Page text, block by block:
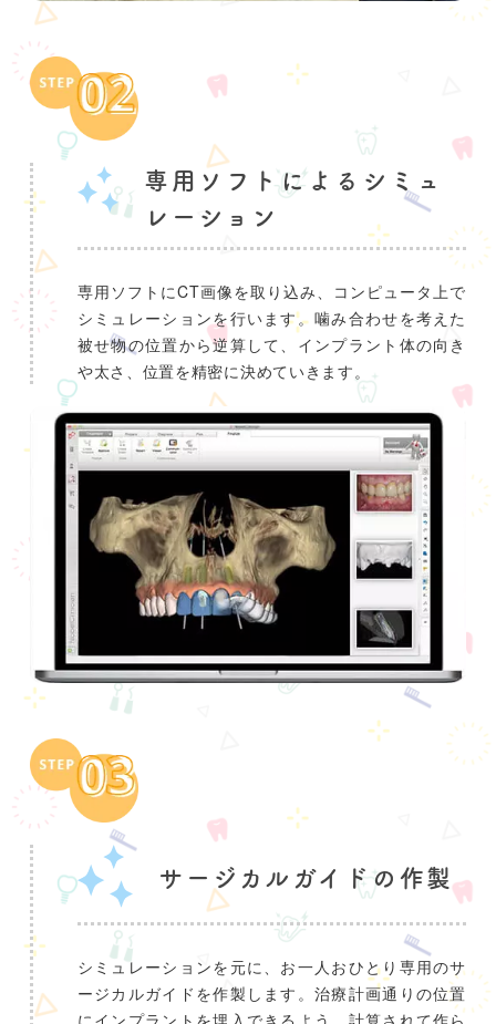
専用ソフトによるシミュ
レーション
専用ソフトにCT画像を取り込み、コンピュータ上で
シミュレーションを行います。噛み合わせを考えた
被せ物の位置から逆算して、インプラント体の向き
や太さ、位置を精密に決めていきます。
サージカルガイドの作製
シミュレーションを元に、お一人おひとり専用のサ
ージカルガイドを作製します。治療計画通りの位置